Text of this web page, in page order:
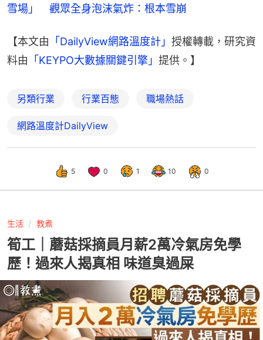
雪場」　觀眾全身泡沫氣炸：根本雪崩
【本文由 「DailyView網路溫度計」 授權轉載，研究資
料由 「KEYPO大數據關鍵引擎」 提供。】
另類行業 行業百態 職場熱話
網路溫度計DailyView
5 0 1 10 0
生活 教煮
筍工｜蘑菇採摘員月薪2萬冷氣房免學
歷！過來人揭真相 味道臭過屎